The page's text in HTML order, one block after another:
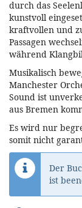
durch das
kunstvoll
kraftvollen und
Passagen
während
Musikalisch
Manchester
Sound ist
aus Bremen
Es wird nur
somit nicht
Der
ist